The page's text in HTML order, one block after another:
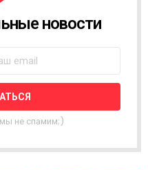
новости
не спамим;)